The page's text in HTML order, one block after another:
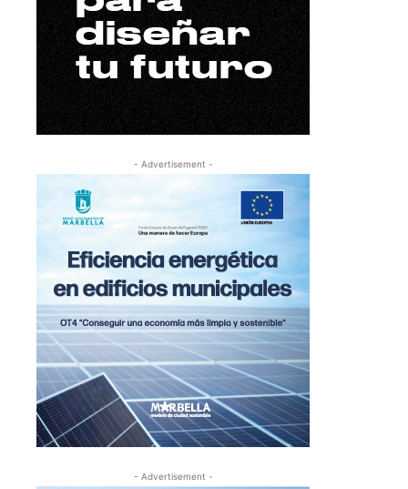
- Advertisement -
- Advertisement -